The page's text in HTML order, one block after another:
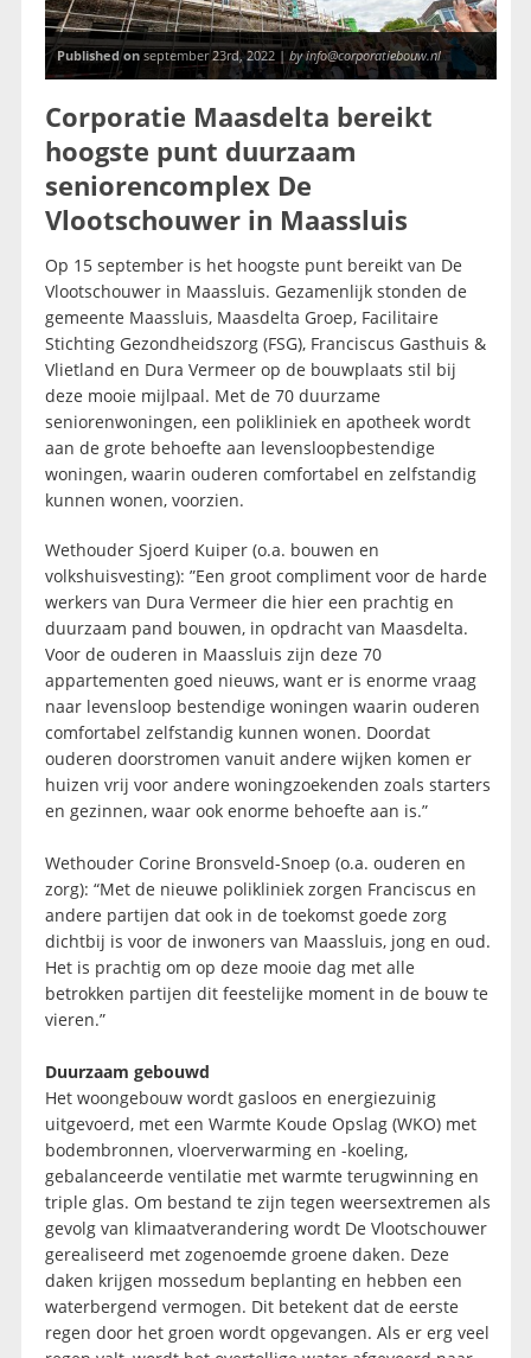
Published onseptember 23rd, 2022 | by info@corporatiebouw.nl
Corporatie Maasdelta bereikt
hoogste punt duurzaam
seniorencomplex De
Vlootschouwer in Maassluis
Op 15 september is het hoogste punt bereikt van De
Vlootschouwer in Maassluis. Gezamenlijk stonden de
gemeente Maassluis, Maasdelta Groep, Facilitaire
Stichting Gezondheidszorg (FSG), Franciscus Gasthuis &
Vlietland en Dura Vermeer op de bouwplaats stil bij
deze mooie mijlpaal. Met de 70 duurzame
seniorenwoningen, een polikliniek en apotheek wordt
aan de grote behoefte aan levensloopbestendige
woningen, waarin ouderen comfortabel en zelfstandig
kunnen wonen, voorzien.
Wethouder Sjoerd Kuiper (o.a. bouwen en
volkshuisvesting): ”Een groot compliment voor de harde
werkers van Dura Vermeer die hier een prachtig en
duurzaam pand bouwen, in opdracht van Maasdelta.
Voor de ouderen in Maassluis zijn deze 70
appartementen goed nieuws, want er is enorme vraag
naar levensloop bestendige woningen waarin ouderen
comfortabel zelfstandig kunnen wonen. Doordat
ouderen doorstromen vanuit andere wijken komen er
huizen vrij voor andere woningzoekenden zoals starters
en gezinnen, waar ook enorme behoefte aan is.”
Wethouder Corine Bronsveld-Snoep (o.a. ouderen en
zorg): “Met de nieuwe polikliniek zorgen Franciscus en
andere partijen dat ook in de toekomst goede zorg
dichtbij is voor de inwoners van Maassluis, jong en oud.
Het is prachtig om op deze mooie dag met alle
betrokken partijen dit feestelijke moment in de bouw te
vieren.”
Duurzaam gebouwd
Het woongebouw wordt gasloos en energiezuinig
uitgevoerd, met een Warmte Koude Opslag (WKO) met
bodembronnen, vloerverwarming en -koeling,
gebalanceerde ventilatie met warmte terugwinning en
triple glas. Om bestand te zijn tegen weersextremen als
gevolg van klimaatverandering wordt De Vlootschouwer
gerealiseerd met zogenoemde groene daken. Deze
daken krijgen mossedum beplanting en hebben een
waterbergend vermogen. Dit betekent dat de eerste
regen door het groen wordt opgevangen. Als er erg veel